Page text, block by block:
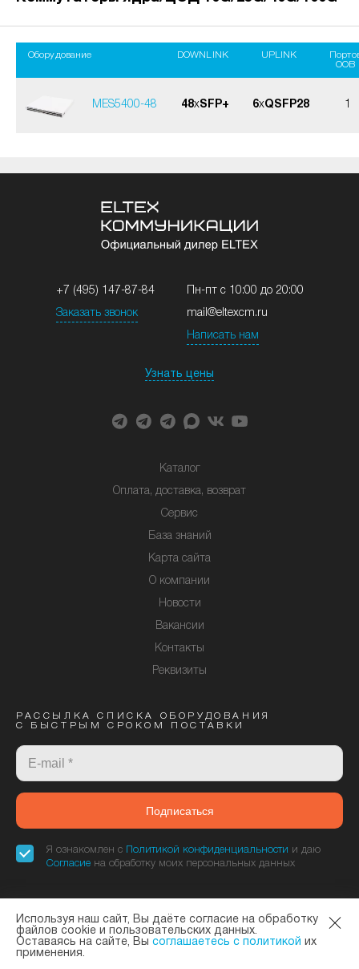
Оборудование DOWNLINK UPLINK
OOB
MES5400-48 48xSFP+ 6xQSFP28 1
+7 (495) 147-87-84
Заказать звонок
Пн-пт с 10:00 до 20:00
mail@eltexcm.ru
Написать нам
Узнать цены
Каталог
Оплата, доставка, возврат
Сервис
База знаний
Карта сайта
О компании
Новости
Вакансии
Контакты
Реквизиты
РАССЫЛКА СПИСКА ОБОРУДОВАНИЯ
С БЫСТРЫМ СРОКОМ ПОСТАВКИ
Подписаться
Я ознакомлен с Политикой конфиденциальности и даю
Согласие на обработку моих персональных данных
«Элтекс Коммуникации» - официальный дилер завода ELTEX. © 2013—
2026Политика конфиденциальностииСогласие на обработку данных
Используя наш сайт, Вы даёте согласие на обработку
файлов cookie и пользовательских данных.
Оставаясь на сайте, Вы соглашаетесь с политикой их
применения.